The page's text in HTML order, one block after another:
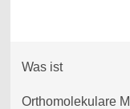
Was ist
Orthomolekulare